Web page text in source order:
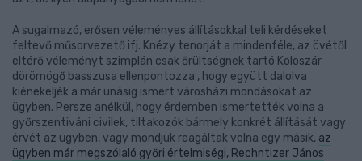
A sugalmazó, erősen véleményes állításokkal teli kérdéseket
feltevő műsorvezető ifj. Knézy tenorját a mindenféle, az övétől
eltérő véleményt szimplán csak őrültségnek tartó Koloszár
dörömögő basszusa ellenpontozza , hogy együtt dalolva
kiénekeljék a már unásig ismert városházi mondásokat az
ügyben. Persze anélkül, hogy érdemben ismertették volna a
győrszentiváni civilek, tiltakozók bármely konkrét állítását vagy
érvét az ügyben, vagy mondjuk reagáltak volna egy másik, az
ügyben már megszólaló győri értelmiségi, Rechntizer János